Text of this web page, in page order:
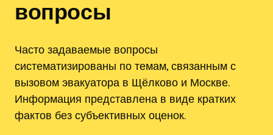
вопросы
Часто задаваемые вопросы
систематизированы по темам, связанным с
вызовом эвакуатора в Щёлково и Москве.
Информация представлена в виде кратких
фактов без субъективных оценок.